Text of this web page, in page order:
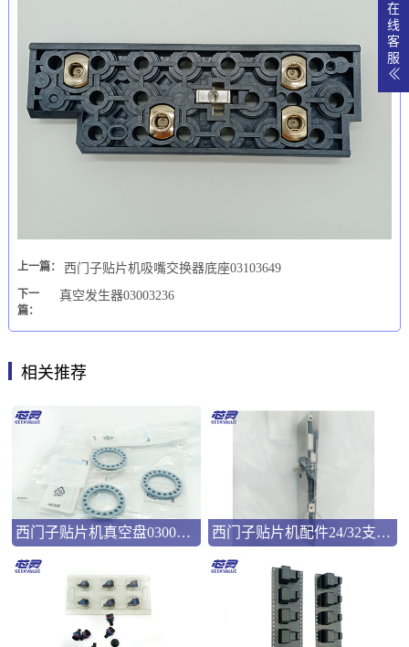
上一篇： 西门子贴片机吸嘴交换器底座03103649
下一
篇：
真空发生器03003236
相关推荐
西门子贴片机真空盘03008286 西门子贴片机配件24/32支撑弹片00322181
在
线
客
服